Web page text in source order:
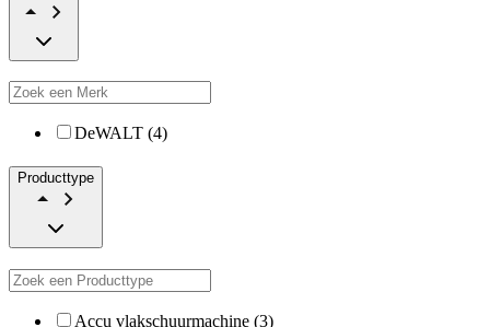
DeWALT (4)
Producttype
Accu vlakschuurmachine (3)